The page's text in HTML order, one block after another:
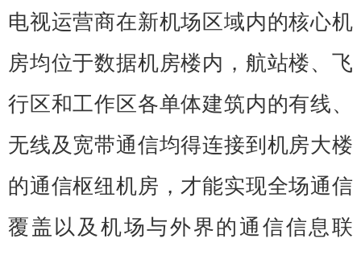
电视运营商在新机场区域内的核心机
房均位于数据机房楼内，航站楼、飞
行区和工作区各单体建筑内的有线、
无线及宽带通信均得连接到机房大楼
的通信枢纽机房，才能实现全场通信
覆盖以及机场与外界的通信信息联